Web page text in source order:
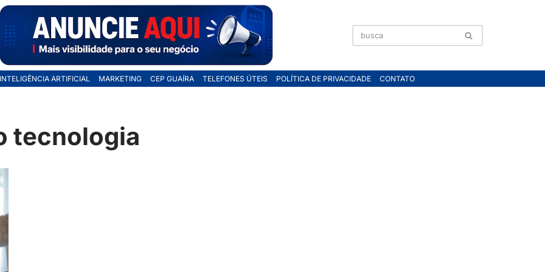
INTELIGÊNCIA ARTIFICIAL MARKETING CEP GUAÍRA TELEFONES ÚTEIS POLÍTICA DE PRIVACIDADE CONTATO
tecnologia